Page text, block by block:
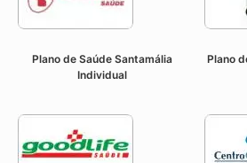
Plano de Saúde Santamália
Individual
Plano